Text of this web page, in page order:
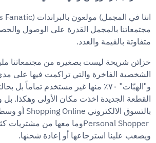
اننا في المجمل( مولعون بالبراندات Fanatic)
مجتمعاتنا بالمجمل القدرة على الوصول
متفاوتة بالقيمة والعدد.
خزائن شريحة ليست بصغيره من مجتمعاتنا
الشخصية الفاخرة والتي تراكمت فيها على
و"الهبّات" ٧٠٪ منها غير مستخدم تماماً بل
القطعة الجديدة اخذت مكان الأولى وهكذا. بل
بالتسوق الالكتروني Shopping Online أو
Personal Shopperوما معها من مشتريات
ويصعب علينا استرجاعها أو إعادة شحنها.